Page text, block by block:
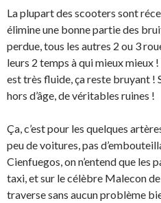
La plupart des scooters sont
élimine une bonne partie des
perdue, tous les autres 2 ou 3
leurs 2 temps à qui mieux mieux
est très fluide, ça reste bruyant !
hors d’âge, de véritables ruines !
Ça, c’est pour les quelques
peu de voitures, pas
Cienfuegos, on n’entend que les
taxi, et sur le célèbre Malecon
traverse sans aucun problème